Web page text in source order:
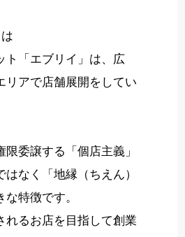
ト「エブリイ」は、広
リアで店舗展開をしてい
委譲する「個店主義」
はなく「地縁（ちえん）
特徴です。
れるお店を目指して創業